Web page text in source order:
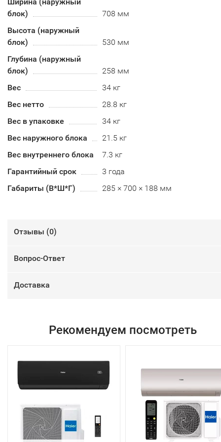
блок)
708 мм
Высота (наружный
блок)
530 мм
Глубина (наружный
блок)
258 мм
Вес
34 кг
Вес нетто
28.8 кг
Вес в упаковке
34 кг
Вес наружного блока
21.5 кг
Вес внутреннего блока
7.3 кг
Гарантийный срок
3 года
Габариты (В*Ш*Г)
285 × 700 × 188 мм
Отзывы (0)
Вопрос-Ответ
Доставка
Рекомендуем посмотреть